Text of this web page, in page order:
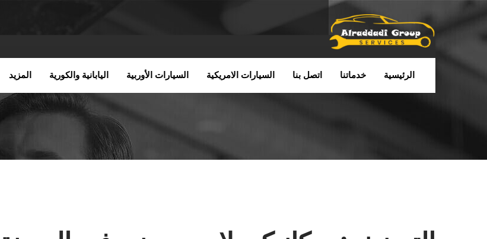
الرئيسية خدماتنا اتصل بنا السيارات الامريكية السيارات الأوربية اليابانية والكورية المزيد